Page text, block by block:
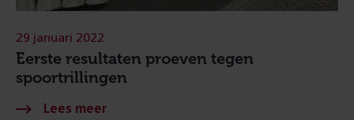
Eerste resultaten proeven tegen
spoortrillingen
29 januari 2022